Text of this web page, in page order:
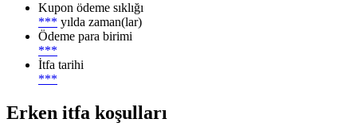
Kupon ödeme sıklığı
*** yılda zaman(lar)
Ödeme para birimi
***
İtfa tarihi
***
Erken itfa koşulları